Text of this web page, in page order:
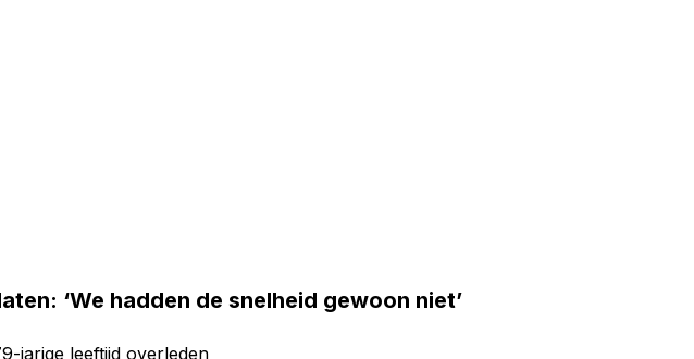
‘We hadden de snelheid gewoon niet’